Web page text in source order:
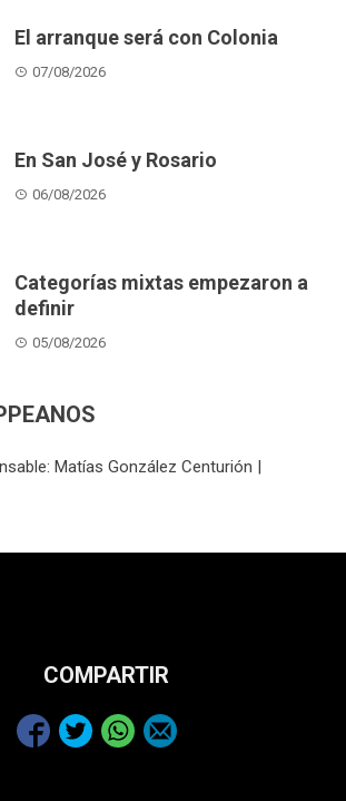
El arranque será con Colonia
07/08/2026
En San José y Rosario
06/08/2026
Categorías mixtas empezaron a
definir
05/08/2026
Matías González Centurión |
COMPARTIR